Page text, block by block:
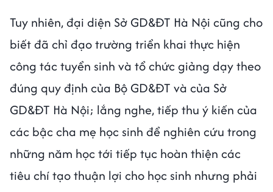
Tuy nhiên, đại diện Sở GD&ĐT Hà Nội cũng cho
biết đã chỉ đạo trường triển khai thực hiện
công tác tuyển sinh và tổ chức giảng dạy theo
đúng quy định của Bộ GD&ĐT và của Sở
GD&ĐT Hà Nội; lắng nghe, tiếp thu ý kiến của
các bậc cha mẹ học sinh để nghiên cứu trong
những năm học tới tiếp tục hoàn thiện các
tiêu chí tạo thuận lợi cho học sinh nhưng phải